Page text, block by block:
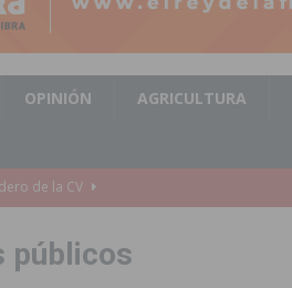
OPINIÓN AGRICULTURA
MONTESINOS
públicos